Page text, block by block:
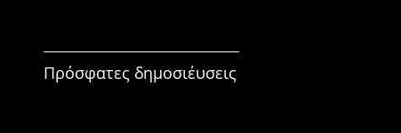
Πρόσφατες δημοσιέυσεις